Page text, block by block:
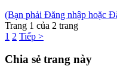
(Bạn phải Đăng nhập hoặc
Trang 1 của 2 trang
1 2 Tiếp >
Chia sẻ trang này